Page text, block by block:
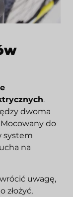
.
dwoma
do
system
na
uwagę,
złożyć,